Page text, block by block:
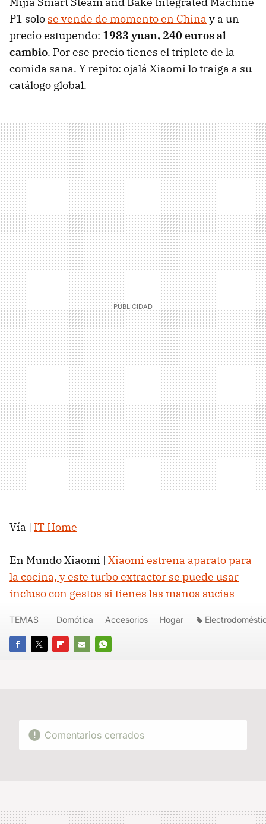
P1 solo se vende de momento en China y a un
precio estupendo: 1983 yuan, 240 euros al
cambio. Por ese precio tienes el triplete de la
comida sana. Y repito: ojalá Xiaomi lo traiga a su
catálogo global.
Vía | IT Home
En Mundo Xiaomi | Xiaomi estrena aparato para
la cocina, y este turbo extractor se puede usar
incluso con gestos si tienes las manos sucias
FACEBOOK
TWITTERFLIPBOARD
E-
WHATSAPP
TEMAS Domótica Accesorios Hogar
Comentarios cerrados